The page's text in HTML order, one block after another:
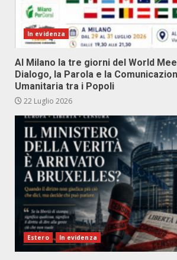
In evidenza
Al Milano la tre giorni del World
Dialogo, la Parola e la
Umanitaria tra i Popoli
22 Luglio 2026
Estero In evidenza